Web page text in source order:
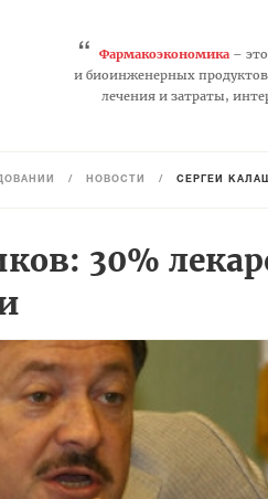
“ Фармакоэкономика– это
и биоинженерных
лечения и затраты,
/ НОВОСТИ / СЕРГЕЙ
30%